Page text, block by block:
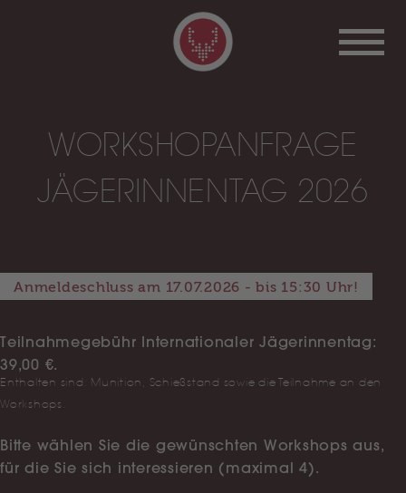
WORKSHOPANFRAGE
JÄGERINNENTAG 2026
Anmeldeschluss am 17.07.2026 - bis 15:30 Uhr!
Teilnahmegebühr Internationaler Jägerinnentag:
39,00 €.
Enthalten sind: Munition, Schießstand sowie die Teilnahme an den
Workshops.
Bitte wählen Sie die gewünschten Workshops aus,
für die Sie sich interessieren (maximal 4).